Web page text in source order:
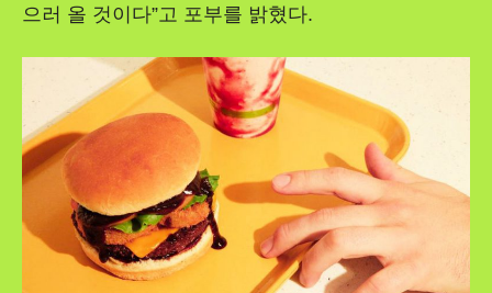
으러 올 것이다”고 포부를 밝혔다.